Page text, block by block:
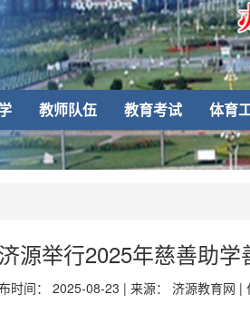
教师队伍 教育考试 体育
济源举行2025年慈善助学
时间： 2025-08-23 | 来源： 济源教育网 |